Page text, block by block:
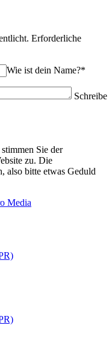
Erforderliche
Wie ist dein Name?*
Schreibe
Sie der
zu. Die
also bitte etwas Geduld
Media